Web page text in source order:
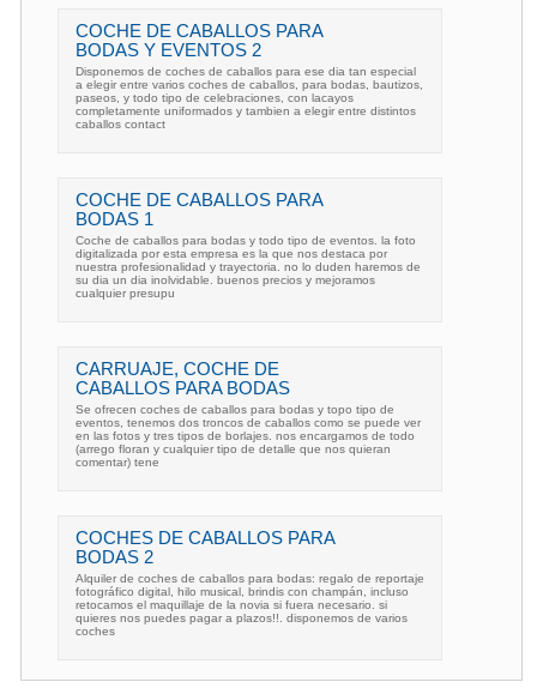
COCHE DE CABALLOS PARA
BODAS Y EVENTOS 2
Disponemos de coches de caballos para ese dia tan especial
a elegir entre varios coches de caballos, para bodas, bautizos,
paseos, y todo tipo de celebraciones, con lacayos
completamente uniformados y tambien a elegir entre distintos
caballos contact
COCHE DE CABALLOS PARA
BODAS 1
Coche de caballos para bodas y todo tipo de eventos. la foto
digitalizada por esta empresa es la que nos destaca por
nuestra profesionalidad y trayectoria. no lo duden haremos de
su dia un dia inolvidable. buenos precios y mejoramos
cualquier presupu
CARRUAJE, COCHE DE
CABALLOS PARA BODAS
Se ofrecen coches de caballos para bodas y topo tipo de
eventos, tenemos dos troncos de caballos como se puede ver
en las fotos y tres tipos de borlajes. nos encargamos de todo
(arrego floran y cualquier tipo de detalle que nos quieran
comentar) tene
COCHES DE CABALLOS PARA
BODAS 2
Alquiler de coches de caballos para bodas: regalo de reportaje
fotográfico digital, hilo musical, brindis con champán, incluso
retocamos el maquillaje de la novia si fuera necesario. si
quieres nos puedes pagar a plazos!!. disponemos de varios
coches